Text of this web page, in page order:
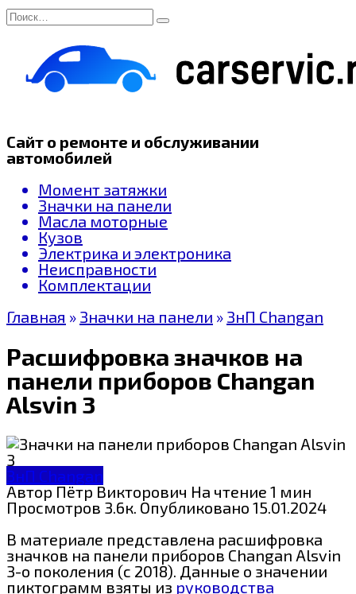
Перейти
к
содержанию
Search
for:
Сайт о ремонте и обслуживании
автомобилей
Момент затяжки
Значки на панели
Масла моторные
Кузов
Электрика и электроника
Неисправности
Комплектации
Главная » Значки на панели » ЗнП Changan
Расшифровка значков на
панели приборов Changan
Alsvin 3
ЗнП Changan
АвторПётр Викторович На чтение 1 мин
Просмотров 3.6к. Опубликовано 15.01.2024
В материале представлена расшифровка
значков на панели приборов Changan Alsvin
3-о поколения (c 2018). Данные о значении
пиктограмм взяты из руководства